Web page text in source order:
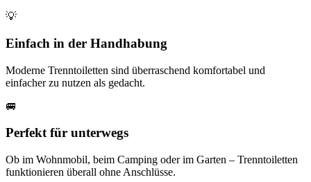
💡
Einfach in der Handhabung
Moderne Trenntoiletten sind überraschend komfortabel und
einfacher zu nutzen als gedacht.
🚐
Perfekt für unterwegs
Ob im Wohnmobil, beim Camping oder im Garten – Trenntoiletten
funktionieren überall ohne Anschlüsse.